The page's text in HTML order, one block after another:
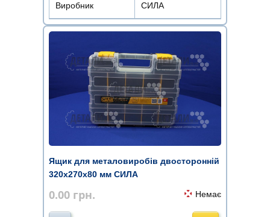
Виробник СИЛА
Ящик для металовиробів двосторонній
320х270х80 мм СИЛА
0.00 грн. Немає